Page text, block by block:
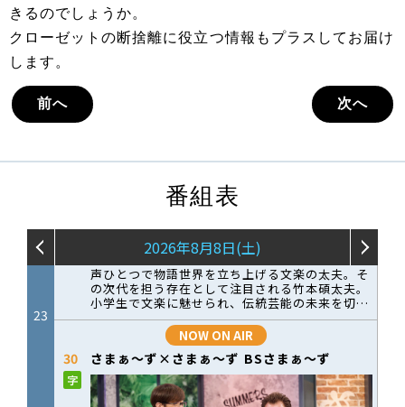
きるのでしょうか。
クローゼットの断捨離に役立つ情報もプラスしてお届け
します。
前へ 次へ
番組表